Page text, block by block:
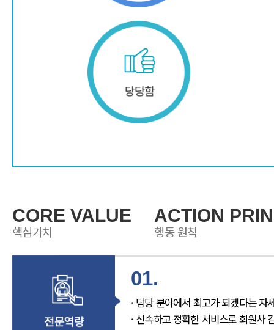
CORE VALUE
핵심가치
ACTION
행동 원칙
01.
· 담당 분야에서 최고가 되겠다는 자
· 신속하고 정확한 서비스로 회원사